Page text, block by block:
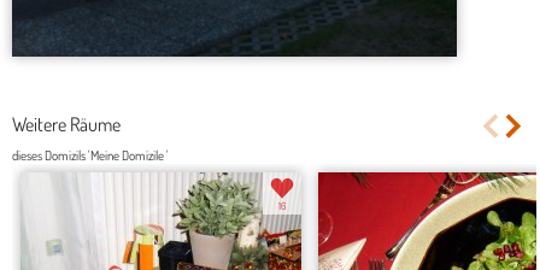
Weitere Räume
dieses Domizils 'Meine Domizile '
16